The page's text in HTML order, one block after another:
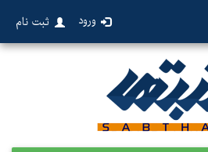
ورود ثبت نام